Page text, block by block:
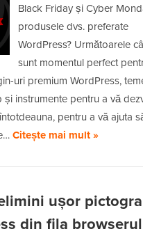
Black Friday și Cyber
produsele dvs. preferate
WordPress? Următoarele
sunt momentul perfect
uri premium WordPress,
instrumente pentru a vă
pentru a vă ajuta
Citește mai mult »
ușor
din fila